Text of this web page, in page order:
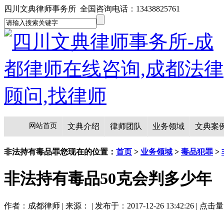
四川文典律师事务所 全国咨询电话：13438825761
网站首页 文典介绍 律师团队 业务领域 文典案
非法持有毒品罪您现在的位置： 首页 > 业务领域 > 毒品犯罪 >
非法持有毒品50克会判多少年
作者：成都律师 | 来源： | 发布于：2017-12-26 13:42:26 | 点击